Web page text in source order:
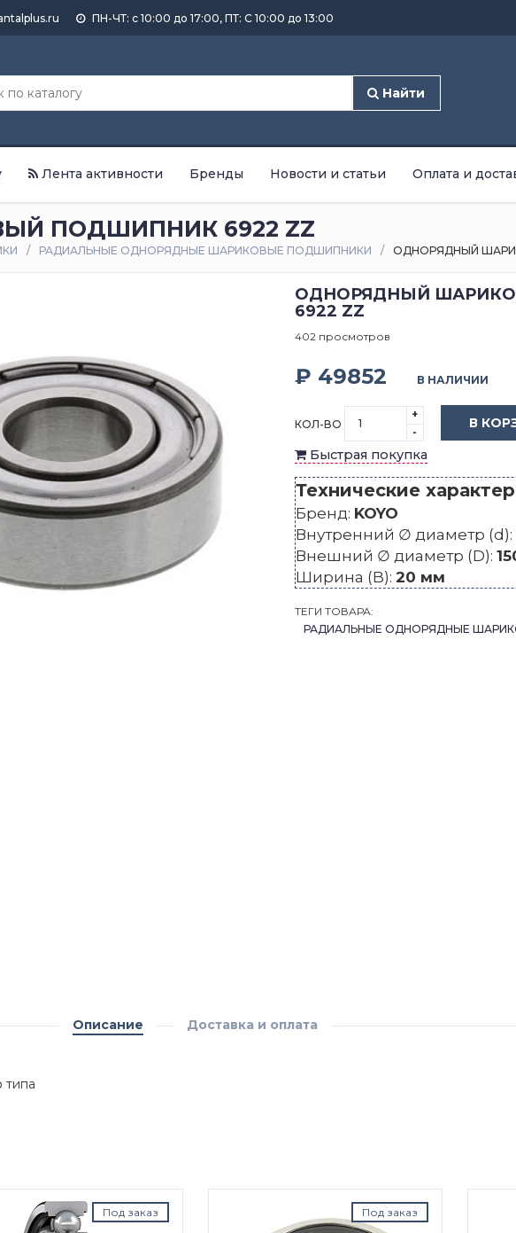
ПН-ЧТ: с 10:00 до 17:00, ПТ: С 10:00 до 13:00
Найти
Лента активности Бренды Новости и статьи Оплата и
ПОДШИПНИК 6922 ZZ
РАДИАЛЬНЫЕ ОДНОРЯДНЫЕ ШАРИКОВЫЕ ПОДШИПНИКИ ОДНОРЯДНЫЙ
ОДНОРЯДНЫЙ
6922 ZZ
402 просмотров
₽ 49852 В НАЛИЧИИ
КОЛ-ВО
+
-
В
Быстрая покупка
Технические
Бренд: KOYO
Внутренний ∅ диаметр (d):
Внешний ∅ диаметр (D):
Ширина (B): 20 мм
ТЕГИ ТОВАРА:
РАДИАЛЬНЫЕ ОДНОРЯДНЫЕ
Описание Доставка и оплата
типа
Под заказ Под заказ